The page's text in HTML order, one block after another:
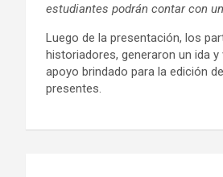
estudiantes podrán contar con
Luego de la presentación, los
historiadores, generaron un ida
apoyo brindado para la edición
presentes.